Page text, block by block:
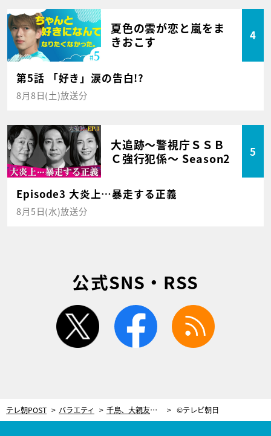
夏色の雲が恋と嵐をま
きおこす
4
第5話 「好き」涙の告白!?
8月8日(土)放送分
大追跡～警視庁ＳＳＢ
Ｃ強行犯係～ Season2
5
Episode3 大炎上…暴走する正義
8月5日(水)放送分
公式SNS・RSS
twitter facebook
テレ朝POST バラエティ 千鳥、大親友・渡辺直美と「マシュマロキャッチ」や「口パク芸」に挑戦！ ©テレビ朝日